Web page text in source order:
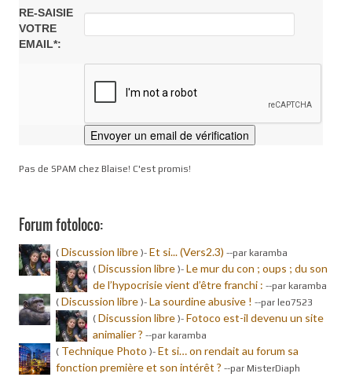
RE-SAISIE
VOTRE
EMAIL*:
Pas de SPAM chez Blaise! C'est promis!
Forum fotoloco:
( Discussion libre )- Et si... (Vers2.3) --par karamba
( Discussion libre )- Le mur du con ; oups ; du son
de l’hypocrisie vient d’être franchi : --par karamba
( Discussion libre )- La sourdine abusive ! --par leo7523
( Discussion libre )- Fotoco est-il devenu un site
animalier ? --par karamba
( Technique Photo )- Et si… on rendait au forum sa
fonction première et son intérêt ? --par MisterDiaph